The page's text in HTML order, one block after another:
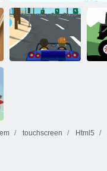
touchscreen Html5